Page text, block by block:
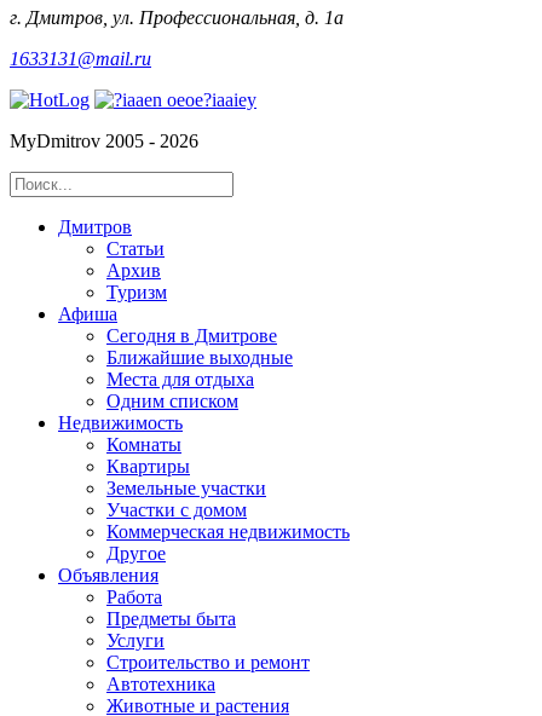
г. Дмитров, ул. Профессиональная, д. 1а
1633131@mail.ru
MyDmitrov 2005 - 2026
Дмитров
Статьи
Архив
Туризм
Афиша
Сегодня в Дмитрове
Ближайшие выходные
Места для отдыха
Одним списком
Недвижимость
Комнаты
Квартиры
Земельные участки
Участки с домом
Коммерческая недвижимость
Другое
Объявления
Работа
Предметы быта
Услуги
Строительство и ремонт
Автотехника
Животные и растения